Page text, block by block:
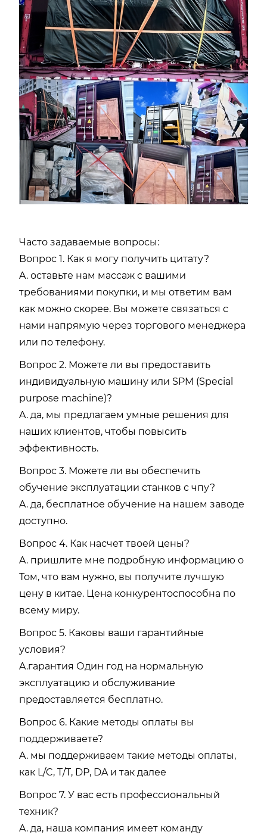
Часто задаваемые вопросы:
Вопрос 1. Как я могу получить цитату?
A. оставьте нам массаж с вашими
требованиями покупки, и мы ответим вам
как можно скорее. Вы можете связаться с
нами напрямую через торгового менеджера
или по телефону.
Вопрос 2. Можете ли вы предоставить
индивидуальную машину или SPM (Special
purpose machine)?
A. да, мы предлагаем умные решения для
наших клиентов, чтобы повысить
эффективность.
Вопрос 3. Можете ли вы обеспечить
обучение эксплуатации станков с чпу?
A. да, бесплатное обучение на нашем заводе
доступно.
Вопрос 4. Как насчет твоей цены?
A. пришлите мне подробную информацию о
Том, что вам нужно, вы получите лучшую
цену в китае. Цена конкурентоспособна по
всему миру.
Вопрос 5. Каковы ваши гарантийные
условия?
A.гарантия Один год на нормальную
эксплуатацию и обслуживание
предоставляется бесплатно.
Вопрос 6. Какие методы оплаты вы
поддерживаете?
A. мы поддерживаем такие методы оплаты,
как L/C, T/T, DP, DA и так далее
Вопрос 7. У вас есть профессиональный
техник?
A. да, наша компания имеет команду